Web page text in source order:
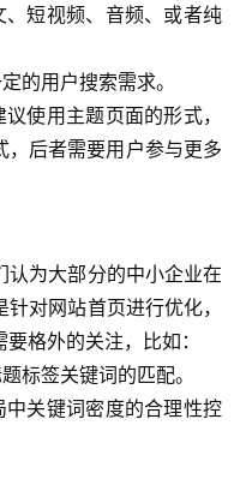
短视频、音频、或者纯
的用户搜索需求。
使用主题页面的形式，
，后者需要用户参与更多
认为大部分的中小企业在
对网站首页进行优化，
格外的关注，比如：
签关键词的匹配。
关键词密度的合理性控